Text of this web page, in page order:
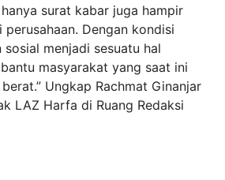
surat kabar juga hampir
perusahaan. Dengan kondisi
menjadi sesuatu hal
masyarakat yang saat ini
Ungkap Rachmat Ginanjar
LAZ Harfa di Ruang Redaksi